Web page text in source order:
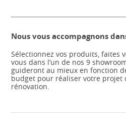
Nous vous accompagnons
Sélectionnez vos produits, faites
vous dans l’un de nos 9
guideront au mieux en fonction
budget pour réaliser votre projet
rénovation.